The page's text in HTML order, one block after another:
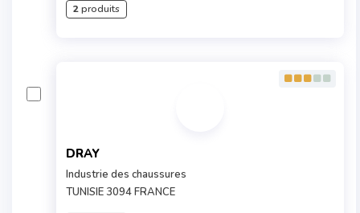
2produits
DRAY
Industrie des chaussures
TUNISIE 3094 FRANCE